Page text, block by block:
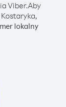
Viber.Aby
lokalny